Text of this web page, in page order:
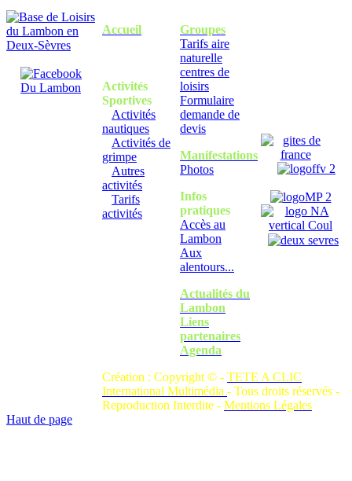
Accueil
Activités
Sportives
Activités
nautiques
Activités de
grimpe
Autres
activités
Tarifs
activités
Groupes
Tarifs aire
naturelle
centres de
loisirs
Formulaire
demande de
devis
Manifestations
Photos
Infos
pratiques
Accès au
Lambon
Aux
alentours...
Actualités du
Lambon
Liens
partenaires
Agenda
Création : Copyright © - TETE A CLIC
International Multimédia - Tous droits réservés -
Reproduction Interdite - Mentions Légales
Haut de page